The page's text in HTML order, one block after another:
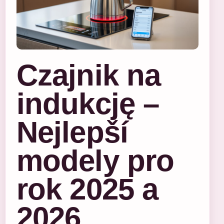
Czajnik na
indukcję –
Nejlepší
modely pro
rok 2025 a